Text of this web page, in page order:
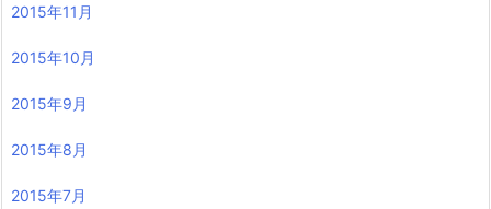
2015年11月
2015年10月
2015年9月
2015年8月
2015年7月